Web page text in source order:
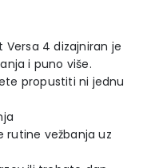
4 dizajniran je
i puno više.
propustiti ni jednu
rutine vežbanja uz